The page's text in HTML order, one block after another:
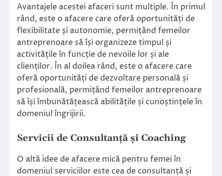
Avantajele acestei afaceri sunt multiple. În primul
rând, este o afacere care oferă oportunități de
flexibilitate și autonomie, permițând femeilor
antreprenoare să își organizeze timpul și
activitățile în funcție de nevoile lor și ale
clienților. În al doilea rând, este o afacere care
oferă oportunități de dezvoltare personală și
profesională, permițând femeilor antreprenoare
să își îmbunătățească abilitățile și cunoștințele în
domeniul îngrijirii.
Servicii de Consultanță și Coaching
O altă idee de afacere mică pentru femei în
domeniul serviciilor este cea de consultanță și